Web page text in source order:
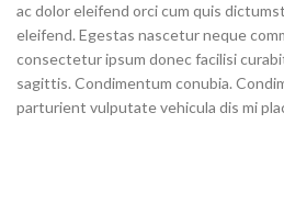
ac dolor eleifend orci cum quis
eleifend. Egestas nascetur neque
consectetur ipsum donec facilisi
sagittis. Condimentum conubia.
parturient vulputate vehicula dis mi